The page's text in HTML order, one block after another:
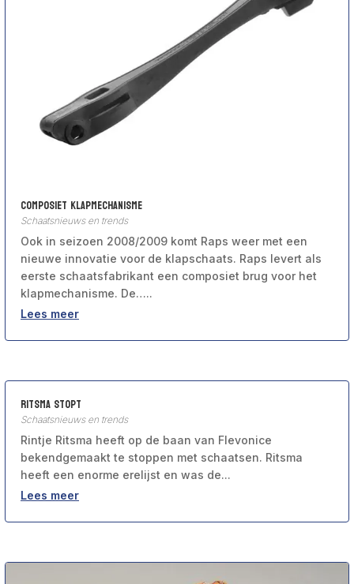
Composiet klapmechanisme
Schaatsnieuws en trends
Ook in seizoen 2008/2009 komt Raps weer met een
nieuwe innovatie voor de klapschaats. Raps levert als
eerste schaatsfabrikant een composiet brug voor het
klapmechanisme. De…..
Lees meer
Ritsma Stopt
Schaatsnieuws en trends
Rintje Ritsma heeft op de baan van Flevonice
bekendgemaakt te stoppen met schaatsen. Ritsma
heeft een enorme erelijst en was de...
Lees meer